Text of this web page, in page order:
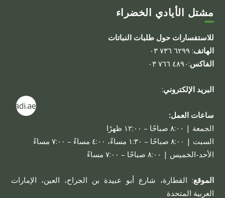
مشتل الأيادي الخضراء
للاستفسارات حول طلبات النباتات
الهاتف: ٦٢٩٩ ٧٣٦ ٠٣
الفاكس:٤٨٩٠ ٧٦٦ ٠٣
البريد الإلكتروني:
ساعات العمل:
الجمعة | ٨:٠٠ صباحًا – ١٢:٠٠ ظهرًا
السبت | ٨:٠٠ صباحًا – ١:٣٠ مساءً، ٤:٠٠ مساءً – ٧:٠٠ مساءً
الأحد-الخميس | ٨:٠٠ صباحًا – ٧:٠٠ مساءً
الموقع: القطارة، شارع أبو عبيدة بن الجراح، العين، الإمارات
العربية المتحدة